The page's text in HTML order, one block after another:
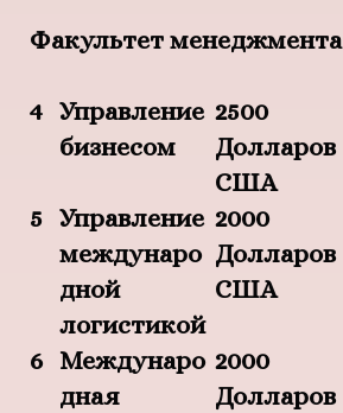
Факультет менеджмента
4 Управление
бизнесом
2500
Долларов
США
5 Управление
междунаро
дной
логистикой
2000
Долларов
США
6 Междунаро
дная
2000
Долларов